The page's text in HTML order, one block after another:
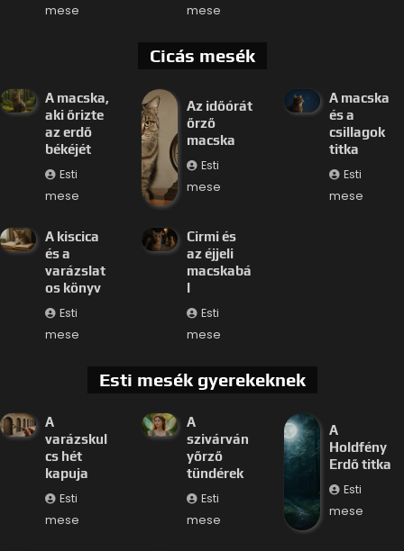
mese
mese
Cicás mesék
A macska,
aki őrizte
az erdő
békéjét
Esti
mese
Az időórát
őrző
macska
Esti
mese
A macska
és a
csillagok
titka
Esti
mese
A kiscica
és a
varázslat
os könyv
Esti
mese
Cirmi és
az éjjeli
macskabá
l
Esti
mese
Esti mesék gyerekeknek
A
varázskul
cs hét
kapuja
Esti
mese
A
szivárván
yőrző
tündérek
Esti
mese
A
Holdfény
Erdő titka
Esti
mese